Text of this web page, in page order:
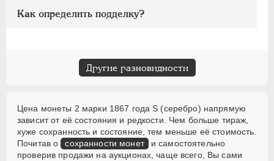
Как определить подделку?
Другие разновидности
Цена монеты 2 марки 1867 года S (серебро) напрямую
зависит от её состояния и редкости. Чем больше тираж,
хуже сохранность и состояние, тем меньше её стоимость.
Почитав о сохранности монет и самостоятельно
проверив продажи на аукционах, чаще всего, Вы сами
2 пенни
АЛЕКСАНДР III
1881-1894
ИНОСТРАННЫЕ 1768-1918